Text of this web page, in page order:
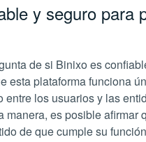
y seguro para
de si Binixo es
esta plataforma funciona
entre los usuarios y las
manera, es posible afirmar
de que cumple su